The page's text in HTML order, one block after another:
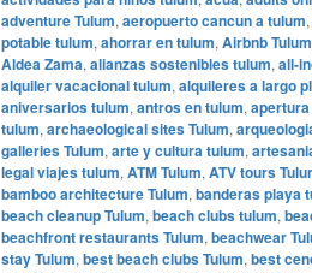
adventure Tulum, aeropuerto cancun a tulum,
potable tulum, ahorrar en tulum, Airbnb Tulum
Aldea Zama, alianzas sostenibles tulum, all-
alquiler vacacional tulum, alquileres a largo
aniversarios tulum, antros en tulum,
tulum, archaeological sites Tulum,
galleries Tulum, arte y cultura tulum,
legal viajes tulum, ATM Tulum, ATV tours
bamboo architecture Tulum, banderas playa
beach cleanup Tulum, beach clubs tulum,
beachfront restaurants Tulum, beachwear
stay Tulum, best beach clubs Tulum, best